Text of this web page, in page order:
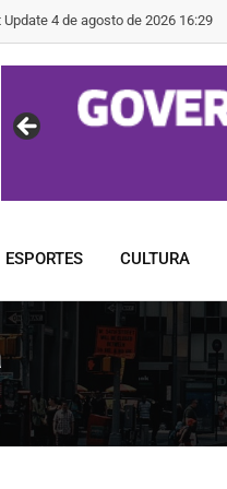
Update 4 de agosto de 2026 16:29
ESPORTES CULTURA